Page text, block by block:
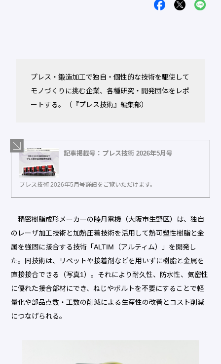
プレス・鍛造加工で独自・個性的な技術を駆使して
モノづくりに挑む企業、各種研究・開発団体をレポ
ートする。（『プレス技術』編集部）
記事掲載号：プレス技術 2026年5月号
プレス技術 2026年5月号詳細をご覧いただけます。
精密樹脂成形メーカーの睦月電機（大阪市生野区）は、独自
のレーザ加工技術と加熱圧着技術を活用して熱可塑性樹脂と金
属を強固に接合する技術「ALTIM（アルティム）」を開発し
た。同技術は、リベットや接着剤などを用いずに樹脂と金属を
直接接合できる（写真1）。それにより耐久性、防水性、気密性
に優れた接合部材にでき、ねじやボルトを不要にすることで軽
量化や部品点数・工数の削減による生産性の改善とコスト削減
につなげられる。